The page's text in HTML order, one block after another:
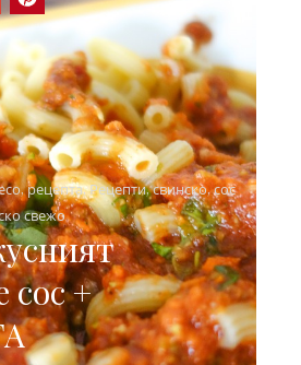
,рецепта,Рецепти,свинско,сос
свежо
сос +